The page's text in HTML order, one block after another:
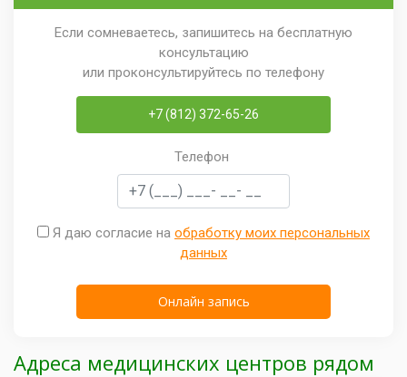
Если сомневаетесь, запишитесь на бесплатную
консультацию
или проконсультируйтесь по телефону
+7 (812) 372-65-26
Телефон
Я даю согласие на обработку моих персональных
данных
Адреса медицинских центров рядом